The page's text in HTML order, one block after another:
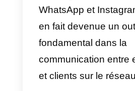
Un nombre
d’entreprises
produits en ligne